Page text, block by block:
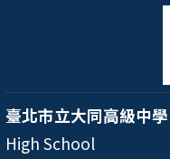
臺北市立大同高級中學
High School